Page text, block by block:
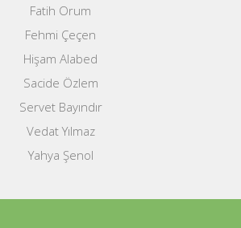
Fatih Orum
Fehmi Çeçen
Hişam Alabed
Sacide Özlem
Servet Bayındır
Vedat Yılmaz
Yahya Şenol